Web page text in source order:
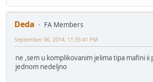
Deda
FA Members
September 06, 2014, 11:35:41 PM
ne ,sem u komplikovanim jelima tipa mafini ii
jednom nedeljno